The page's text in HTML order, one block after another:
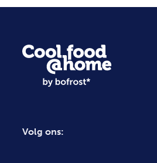
Volg ons: